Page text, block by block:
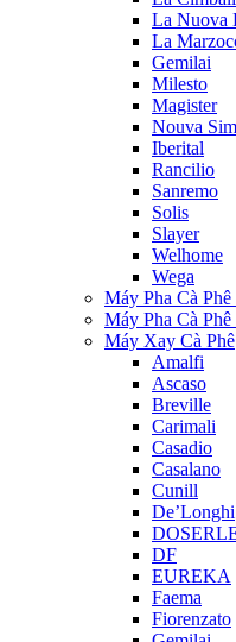
La Nuova
La
Gemilai
Milesto
Magister
Nouva
Iberital
Rancilio
Sanremo
Solis
Slayer
Welhome
Wega
Máy Pha Cà
Máy Pha Cà
Máy Xay Cà Phê
Amalfi
Ascaso
Breville
Carimali
Casadio
Casalano
Cunill
De’Longhi
DF
EUREKA
Faema
Fiorenzato